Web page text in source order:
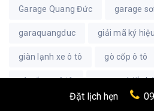
Garage Quang Đức garage
garaquangduc giải mã ký
giàn lạnh xe ô tô gò cốp ô tô
gò nắn xe ô tô gương chiếu
hàn vá cánh
Đặt lịch hẹn